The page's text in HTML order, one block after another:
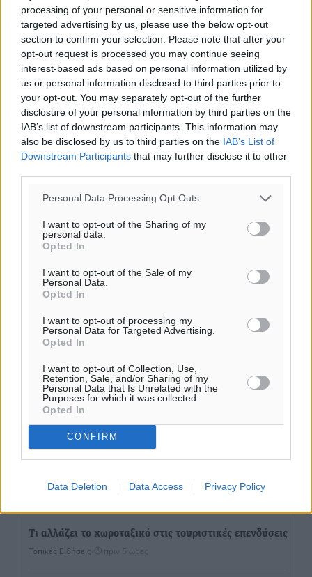
processing of your personal or sensitive information for
targeted advertising by us, please use the below opt-out
section to confirm your selection. Please note that after your
opt-out request is processed you may continue seeing
interest-based ads based on personal information utilized by
us or personal information disclosed to third parties prior to
your opt-out. You may separately opt-out of the further
disclosure of your personal information by third parties on the
IAB’s list of downstream participants. This information may
also be disclosed by us to third parties on the IAB’s List of
Downstream Participants that may further disclose it to other
Personal Data Processing Opt Outs
I want to opt-out of the Sharing of my
personal data.
Opted In
I want to opt-out of the Sale of my
Personal Data.
Opted In
I want to opt-out of processing my
Personal Data for Targeted Advertising.
Opted In
I want to opt-out of Collection, Use,
Retention, Sale, and/or Sharing of my
Personal Data that Is Unrelated with the
Purposes for which it was collected.
Opted In
CONFIRM
Data Deletion Data Access Privacy Policy
Τριήμερο εξόδου: Πάνω από 129.000 επιβάτες
αναχωρούν από Πειραιά, Ραφήνα και Λαύριο
Τι αλλάζει το χωροταξικό στις τουριστικές επενδύσεις
Τοπικές Ειδήσεις πριν 5 ώρες